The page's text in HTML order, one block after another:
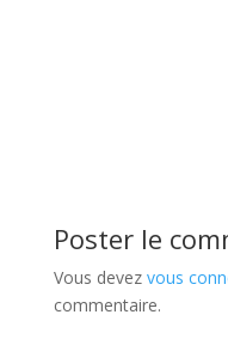
Poster le
Vous devez vous
commentaire.